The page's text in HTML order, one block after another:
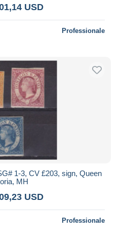
USD
Professionale
1-3, CV £203, sign, Queen
MH
USD
Professionale